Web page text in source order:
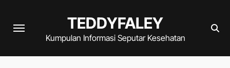
TEDDYFALEY
Kumpulan Informasi Seputar Kesehatan